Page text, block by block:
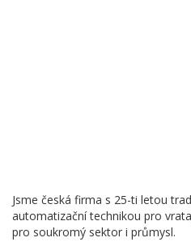
Jsme česká firma s 25-ti letou
automatizační technikou pro
pro soukromý sektor i průmysl.